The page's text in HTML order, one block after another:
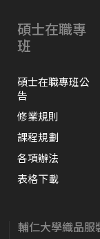
碩士在職專
班
碩士在職專班公
告
修業規則
課程規劃
各項辦法
表格下載
輔仁大學織品服